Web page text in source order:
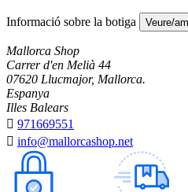
Informació sobre la botiga Veure/
Mallorca Shop
Carrer d'en Melià 44
07620 Llucmajor, Mallorca.
Espanya
Illes Balears
 971669551
 info@mallorcashop.net